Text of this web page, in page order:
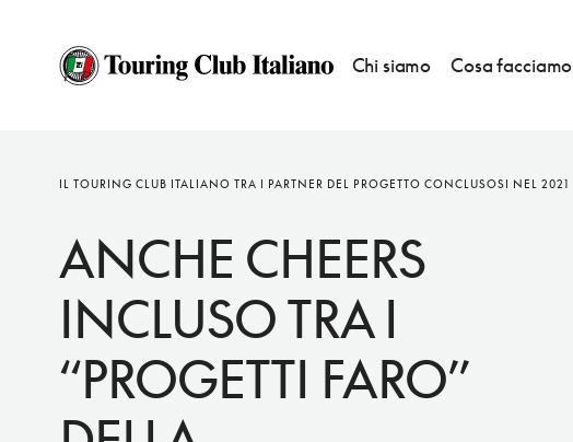
Chi siamo Cosa facciamo
IL TOURING CLUB ITALIANO TRA I PARTNER DEL PROGETTO CONCLUSOSI NEL 2021
ANCHE CHEERS
INCLUSO TRA I
“PROGETTI FARO”